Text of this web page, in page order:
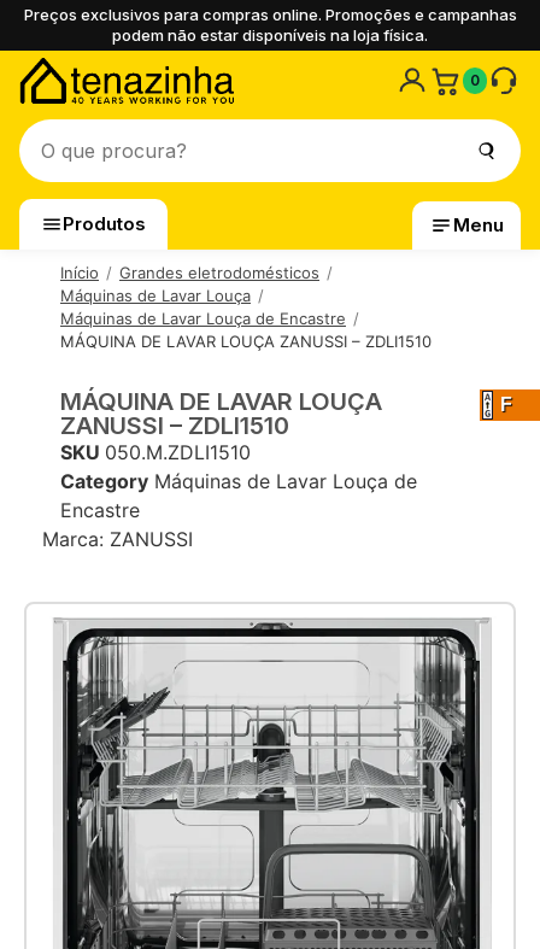
Preços exclusivos para compras online. Promoções e campanhas
podem não estar disponíveis na loja física.
0
Produtos Menu
Início
Grandes eletrodomésticos
Máquinas de Lavar Louça
Máquinas de Lavar Louça de Encastre
MÁQUINA DE LAVAR LOUÇA ZANUSSI – ZDLI1510
MÁQUINA DE LAVAR LOUÇA
ZANUSSI – ZDLI1510
F
SKU 050.M.ZDLI1510
Category Máquinas de Lavar Louça de
Encastre
Marca: ZANUSSI